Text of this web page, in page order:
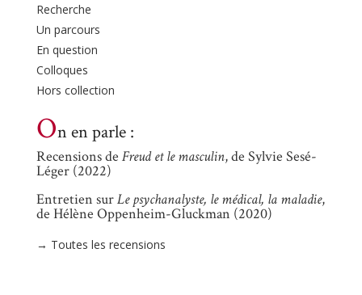
Recherche
Un parcours
En question
Colloques
Hors collection
On en parle :
Recensions de Freud et le masculin, de Sylvie Sesé-
Léger (2022)
Entretien surLe psychanalyste, le médical, la maladie,
de Hélène Oppenheim-Gluckman (2020)
→ Toutes les recensions